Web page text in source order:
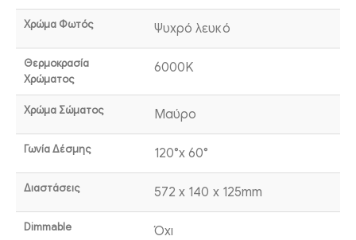
Χρώμα Φωτός Ψυχρό λευκό
Θερμοκρασία
Χρώματος
6000K
Χρώμα Σώματος Μαύρο
Γωνία Δέσμης 120°x 60°
Διαστάσεις 572 x 140 x 125mm
Dimmable Όχι